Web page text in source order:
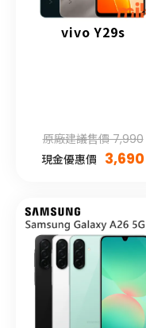
vivo Y29s
原廠建議售價 7,990
現金優惠價 3,690